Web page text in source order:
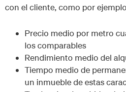
con el cliente, como por
Precio medio por metro
los comparables
Rendimiento medio del
Tiempo medio de
un inmueble de estas